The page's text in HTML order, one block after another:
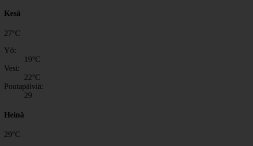
Kesä
27°C
Yö:
19°C
Vesi:
22°C
Poutapäiviä:
29
Heinä
29°C